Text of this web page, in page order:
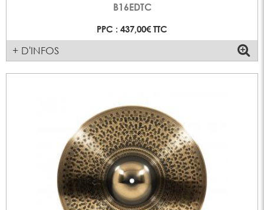
B16EDTC
PPC : 437,00€ TTC
+ D'INFOS